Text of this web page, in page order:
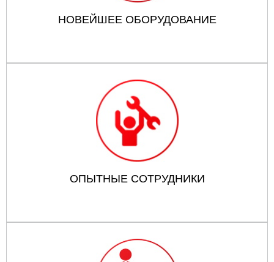
НОВЕЙШЕЕ ОБОРУДОВАНИЕ
ОПЫТНЫЕ СОТРУДНИКИ